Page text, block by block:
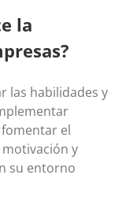
la
las habilidades y
el
y
su entorno